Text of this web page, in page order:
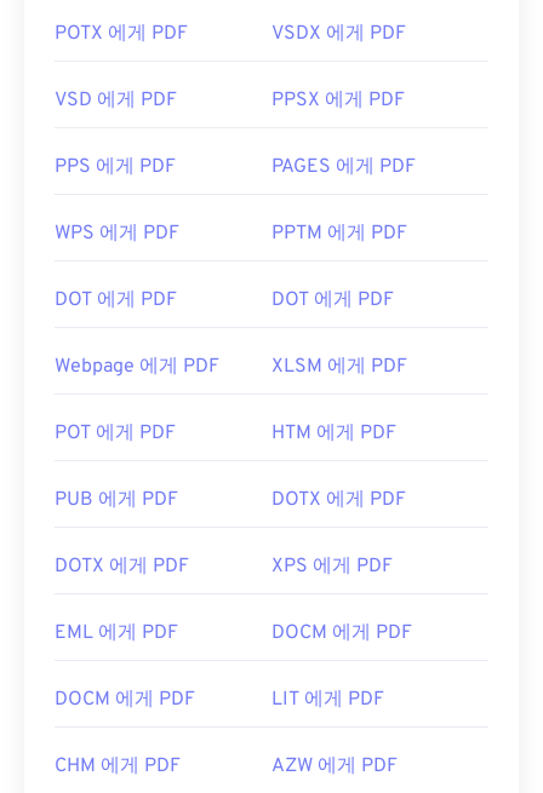
POTX 에게 PDF VSDX 에게 PDF
VSD 에게 PDF PPSX 에게 PDF
PPS 에게 PDF PAGES 에게 PDF
WPS 에게 PDF PPTM 에게 PDF
DOT 에게 PDF DOT 에게 PDF
Webpage 에게 PDF XLSM 에게 PDF
POT 에게 PDF HTM 에게 PDF
PUB 에게 PDF DOTX 에게 PDF
DOTX 에게 PDF XPS 에게 PDF
EML 에게 PDF DOCM 에게 PDF
DOCM 에게 PDF LIT 에게 PDF
CHM 에게 PDF AZW 에게 PDF